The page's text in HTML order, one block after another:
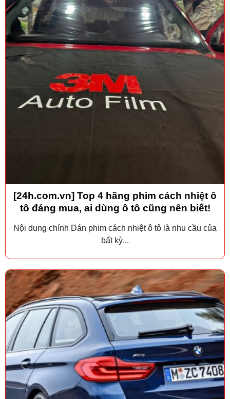
[24h.com.vn] Top 4 hãng phim cách nhiệt ô
tô đáng mua, ai dùng ô tô cũng nên biết!
Nội dung chính Dán phim cách nhiệt ô tô là nhu cầu của
bất kỳ...